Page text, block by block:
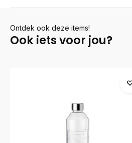
Ontdek ook deze items!
Ook iets voor jou?